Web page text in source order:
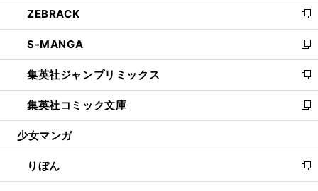
く
で
開
く
ド
ウ
で
開
く
ィ
ン
ド
ウ
で
開
く
い
ウ
ィ
ン
ド
ウ
で
開
ZEBRACK
新
し
い
ウ
ィ
ン
ド
ウ
開
く
S-MANGA
新
し
い
ウ
ィ
ン
ウ
で
開
集英社ジャンプリミックス
新
し
い
ウ
ン
ド
ウ
集英社コミック文庫
新
し
ウ
ィ
ン
少女マンガ
りぼん
新
し